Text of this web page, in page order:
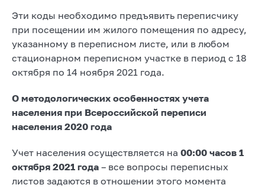
Эти коды необходимо предъявить переписчику
при посещении им жилого помещения по адресу,
указанному в переписном листе, или в любом
стационарном переписном участке в период с 18
октября по 14 ноября 2021 года.
О методологических особенностях учета
населения при Всероссийской переписи
населения 2020 года
Учет населения осуществляется на 00:00 часов 1
октября 2021 года – все вопросы переписных
листов задаются в отношении этого момента